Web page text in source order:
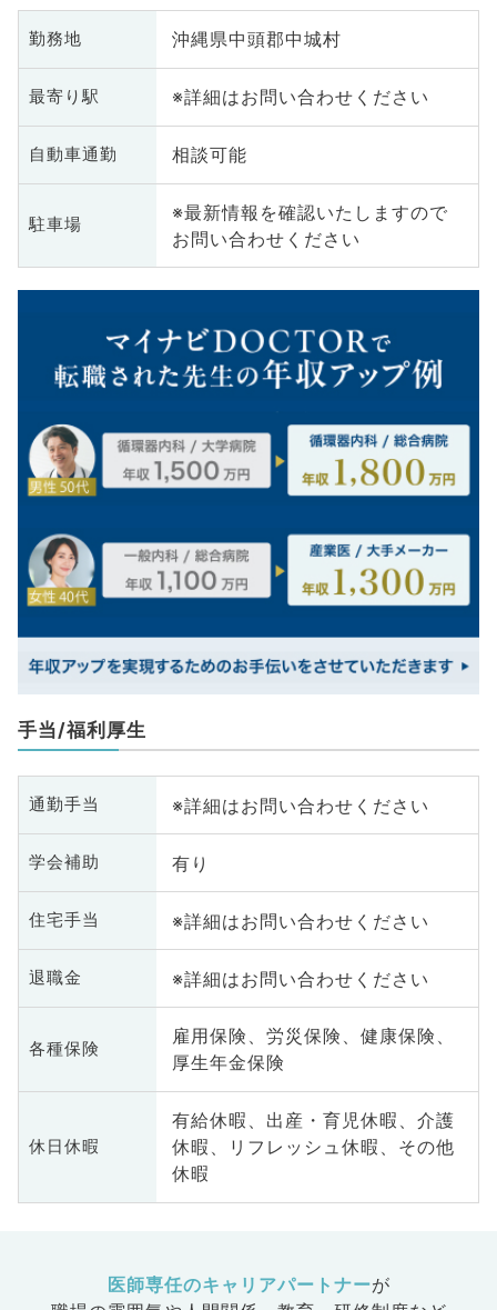
勤務地 沖縄県中頭郡中城村
最寄り駅 ※詳細はお問い合わせください
自動車通勤 相談可能
駐車場
※最新情報を確認いたしますので
お問い合わせください
手当/福利厚生
通勤手当 ※詳細はお問い合わせください
学会補助 有り
住宅手当 ※詳細はお問い合わせください
退職金 ※詳細はお問い合わせください
各種保険
雇用保険、労災保険、健康保険、
厚生年金保険
休日休暇
有給休暇、出産・育児休暇、介護
休暇、リフレッシュ休暇、その他
休暇
医師専任のキャリアパートナーが